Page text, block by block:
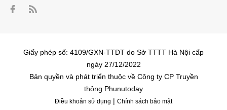
Giấy phép số: 4109/GXN-TTĐT do Sở TTTT Hà Nội cấp
ngày 27/12/2022
Bản quyền và phát triển thuộc về Công ty CP Truyền
thông Phunutoday
Điều khoản sử dụng | Chính sách bảo mật